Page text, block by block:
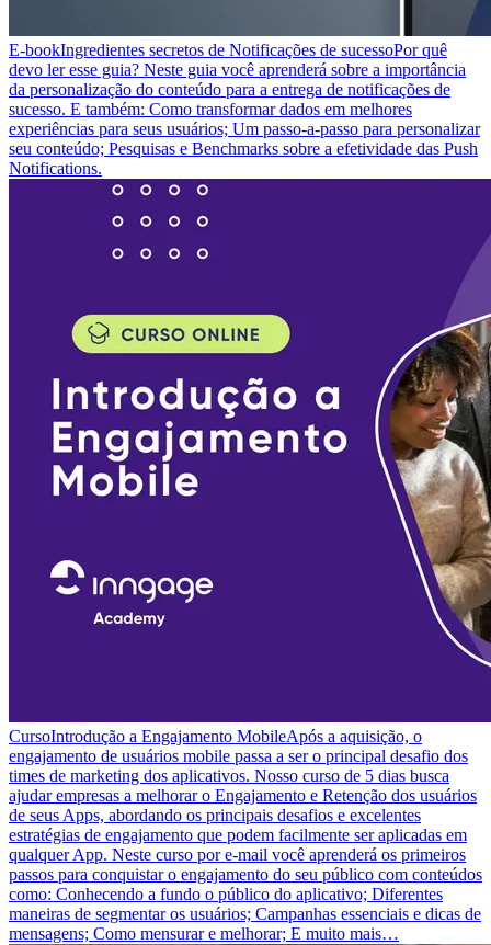
E-bookIngredientes secretos de Notificações de sucessoPor quê
devo ler esse guia? Neste guia você aprenderá sobre a importância
da personalização do conteúdo para a entrega de notificações de
sucesso. E também: Como transformar dados em melhores
experiências para seus usuários; Um passo-a-passo para personalizar
seu conteúdo; Pesquisas e Benchmarks sobre a efetividade das Push
Notifications.
CursoIntrodução a Engajamento MobileApós a aquisição, o
engajamento de usuários mobile passa a ser o principal desafio dos
times de marketing dos aplicativos. Nosso curso de 5 dias busca
ajudar empresas a melhorar o Engajamento e Retenção dos usuários
de seus Apps, abordando os principais desafios e excelentes
estratégias de engajamento que podem facilmente ser aplicadas em
qualquer App. Neste curso por e-mail você aprenderá os primeiros
passos para conquistar o engajamento do seu público com conteúdos
como: Conhecendo a fundo o público do aplicativo; Diferentes
maneiras de segmentar os usuários; Campanhas essenciais e dicas de
mensagens; Como mensurar e melhorar; E muito mais…